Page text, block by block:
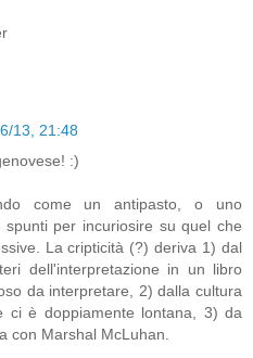
13, 21:48
:)
come un antipasto, o uno
per incuriosire su quel che
La cripticità (?) deriva 1) dal
dell'interpretazione in un libro
da interpretare, 2) dalla cultura
ci è doppiamente lontana, 3) da
con Marshal McLuhan.